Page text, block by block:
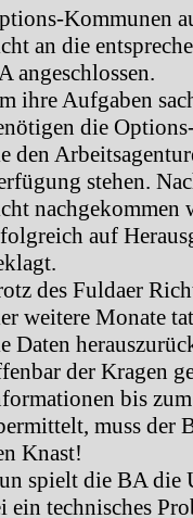
Kommunen
an die
angeschlossen.
ihre Aufgaben
die
den
stehen.
nachgekommen
auf
des Fuldaer
weitere Monate
Daten
der Kragen
bis
muss der
Knast!
spielt die BA die
ein technisches